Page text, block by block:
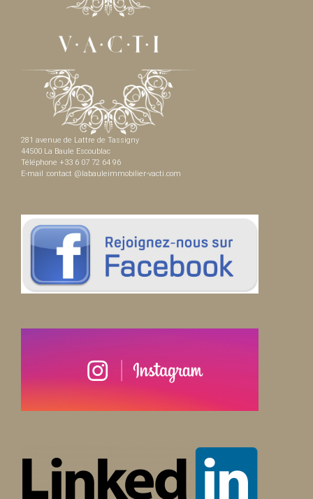
281 avenue de Lattre de Tassigny
44500 La Baule Escoublac
Téléphone +33 6 07 72 64 96
E-mail :contact @labauleimmobilier-vacti.com